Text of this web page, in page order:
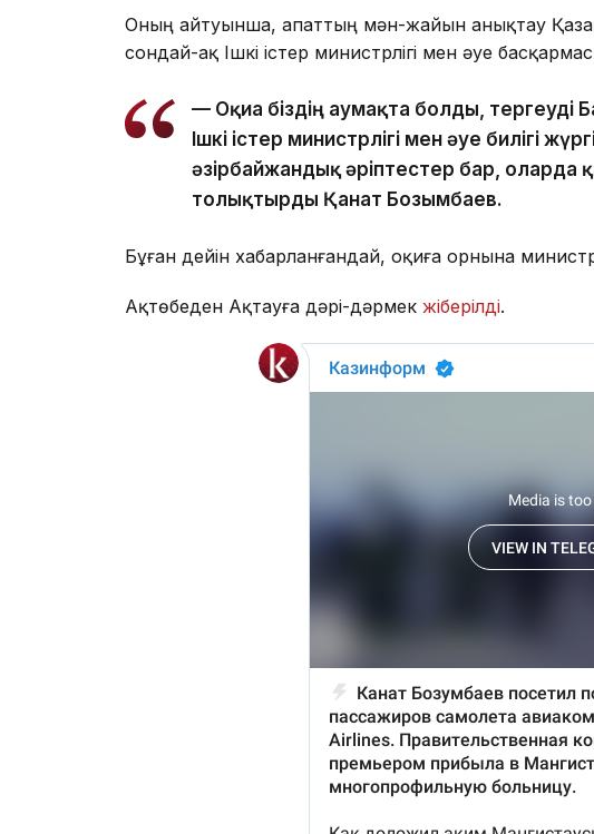
Оның айтуынша, апаттың мән-жайын анықтау
сондай-ақ Ішкі істер министрлігі мен әуе
— Оқиға біздің аумақта болды, тергеуді
Ішкі істер министрлігі мен әуе билігі
әзірбайжандық әріптестер бар, оларда
толықтырды Қанат Бозымбаев.
Бұған дейін хабарланғандай, оқиға орнына
Ақтөбеден Ақтауға дәрі-дәрмек жіберілді.